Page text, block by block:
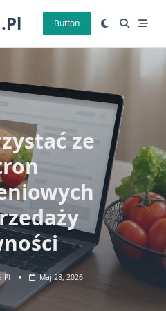
Button
ze
Maj 28, 2026